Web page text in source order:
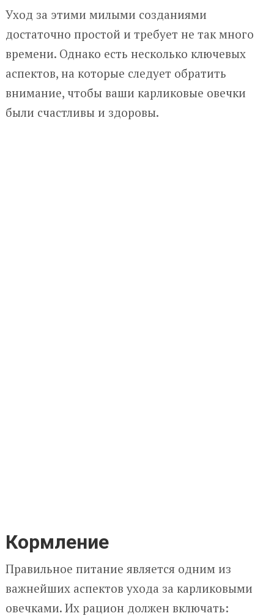
Уход за этими милыми созданиями
достаточно простой и требует не так много
времени. Однако есть несколько ключевых
аспектов, на которые следует обратить
внимание, чтобы ваши карликовые овечки
были счастливы и здоровы.
Кормление
Правильное питание является одним из
важнейших аспектов ухода за карликовыми
овечками. Их рацион должен включать: